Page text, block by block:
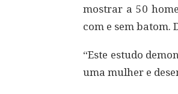
mostrar a 50
com e sem batom.
“Este estudo
uma mulher e